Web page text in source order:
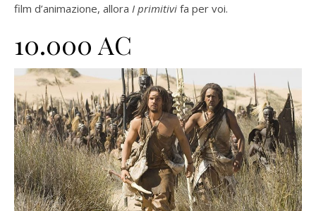
film d’animazione, allora I primitivi fa per voi.
10.000 AC